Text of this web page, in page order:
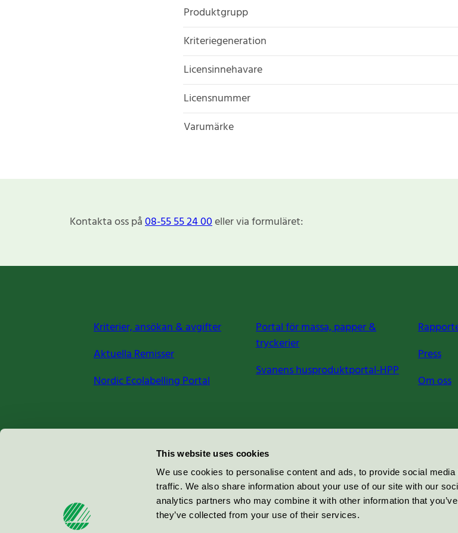
This website uses cookies
We use cookies to personalise content and ads, to provide social
traffic. We also share information about your use of our site with our
analytics partners who may combine it with other information that
they’ve collected from your use of their services.
Produktgrupp
Kriteriegeneration
Licensinnehavare
Licensnummer
Varumärke
Kontakta oss på08-55 55 24 00eller via formuläret:
Kriterier, ansökan & avgifter
Aktuella Remisser
Nordic Ecolabelling Portal
Portal för massa, papper &
tryckerier
Svanens husproduktportal-HPP
Press
Om oss
Miljömärkning Sverige AB
100 64